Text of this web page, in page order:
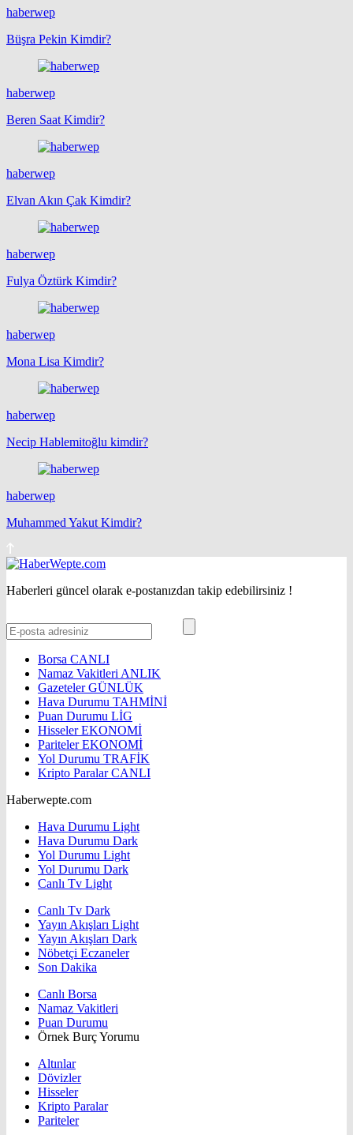
haberwep
Büşra Pekin Kimdir?
haberwep
Beren Saat Kimdir?
haberwep
Elvan Akın Çak Kimdir?
haberwep
Fulya Öztürk Kimdir?
haberwep
Mona Lisa Kimdir?
haberwep
Necip Hablemitoğlu kimdir?
haberwep
Muhammed Yakut Kimdir?
Haberleri güncel olarak e-postanızdan takip edebilirsiniz !
Borsa CANLI
Namaz Vakitleri ANLIK
GazetelerGÜNLÜK
Hava Durumu TAHMİNİ
Puan Durumu LİG
HisselerEKONOMİ
ParitelerEKONOMİ
Yol Durumu TRAFİK
Kripto ParalarCANLI
Haberwepte.com
Hava Durumu Light
Hava Durumu Dark
Yol Durumu Light
Yol Durumu Dark
Canlı Tv Light
Canlı Tv Dark
Yayın Akışları Light
Yayın Akışları Dark
Nöbetçi Eczaneler
Son Dakika
Canlı Borsa
Namaz Vakitleri
Puan Durumu
Örnek Burç Yorumu
Altınlar
Dövizler
Hisseler
Kripto Paralar
Pariteler